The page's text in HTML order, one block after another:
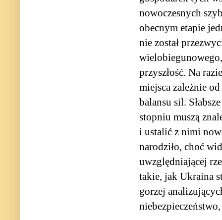
nowoczesnych
obecnym etapie
nie został
przyszłość. Na
miejsca zależnie
balansu sil.
stopniu muszą
i ustalić z nimi
narodziło, choć
uwzględniającej
takie, jak Ukraina
gorzej